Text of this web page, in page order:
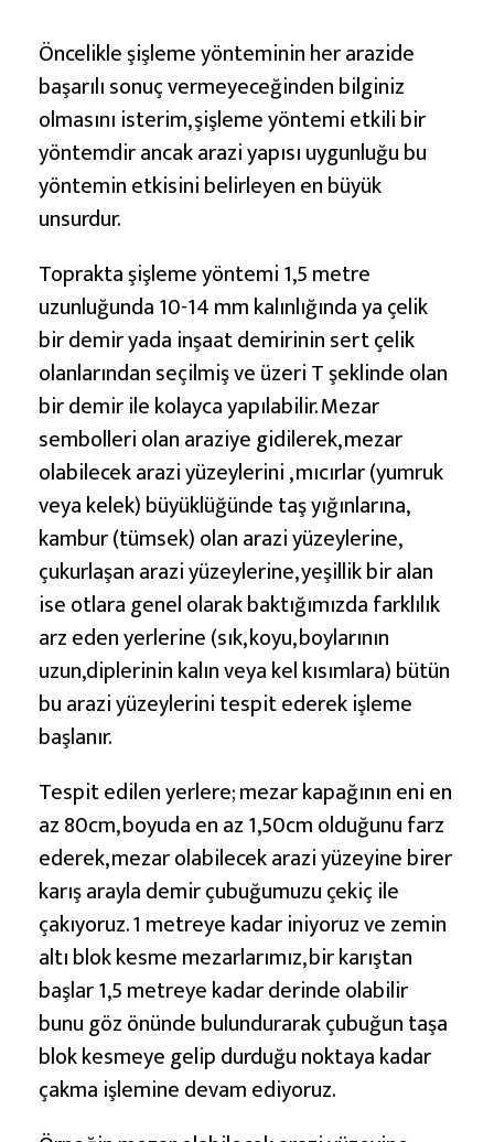
Y
a
p
a
r
a
B
o
ş
l
u
k
B
u
l
m
a
Öncelikle şişleme yönteminin her arazide
başarılı sonuç vermeyeceğinden bilginiz
olmasını isterim, şişleme yöntemi etkili bir
yöntemdir ancak arazi yapısı uygunluğu bu
yöntemin etkisini belirleyen en büyük
unsurdur.
Toprakta şişleme yöntemi 1,5 metre
uzunluğunda 10-14 mm kalınlığında ya çelik
bir demir yada inşaat demirinin sert çelik
olanlarından seçilmiş ve üzeri T şeklinde olan
bir demir ile kolayca yapılabilir. Mezar
sembolleri olan araziye gidilerek, mezar
olabilecek arazi yüzeylerini , mıcırlar (yumruk
veya kelek) büyüklüğünde taş yığınlarına,
kambur (tümsek) olan arazi yüzeylerine,
çukurlaşan arazi yüzeylerine, yeşillik bir alan
ise otlara genel olarak baktığımızda farklılık
arz eden yerlerine (sık, koyu, boylarının
uzun,diplerinin kalın veya kel kısımlara) bütün
bu arazi yüzeylerini tespit ederek işleme
başlanır.
Tespit edilen yerlere; mezar kapağının eni en
az 80cm, boyuda en az 1,50cm olduğunu farz
ederek, mezar olabilecek arazi yüzeyine birer
karış arayla demir çubuğumuzu çekiç ile
çakıyoruz. 1 metreye kadar iniyoruz ve zemin
altı blok kesme mezarlarımız, bir karıştan
başlar 1,5 metreye kadar derinde olabilir
bunu göz önünde bulundurarak çubuğun taşa
blok kesmeye gelip durduğu noktaya kadar
çakma işlemine devam ediyoruz.